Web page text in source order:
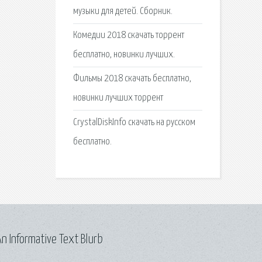
музыки для детей. Сборник.
Комедии 2018 скачать торрент
бесплатно, новинки лучших.
Фильмы 2018 скачать бесплатно,
новинки лучших торрент
CrystalDiskInfo скачать на русском
бесплатно.
Informative Text Blurb